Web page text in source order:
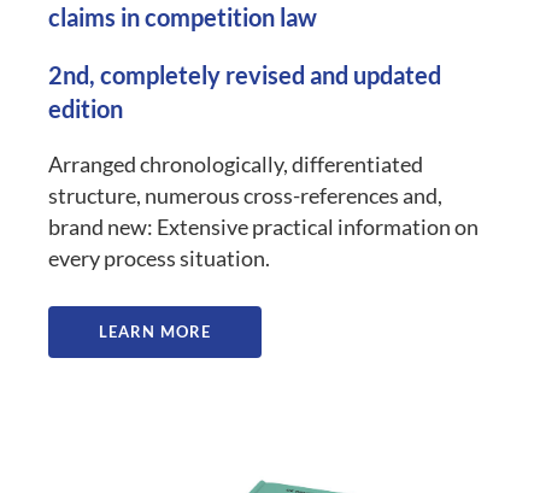
claims in competition law
2nd, completely revised and updated
edition
Arranged chronologically, differentiated
structure, numerous cross-references and,
brand new: Extensive practical information on
every process situation.
LEARN MORE